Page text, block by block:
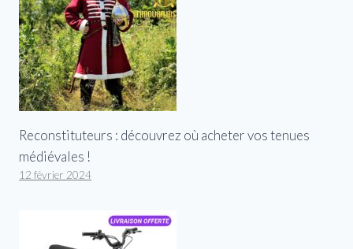
Reconstituteurs : découvrez où acheter vos tenues
médiévales !
12 février 2024